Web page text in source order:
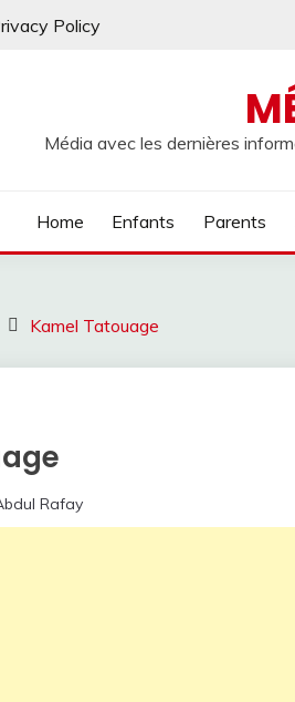
Policy
Média avec les dernières
Home Enfants Parents
Kamel Tatouage
Rafay